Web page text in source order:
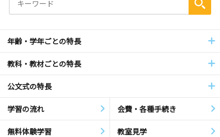
年齢・学年ごとの特長
教科・教材ごとの特長
公文式の特長
学習の流れ 会費・各種手続き
無料体験学習 教室見学